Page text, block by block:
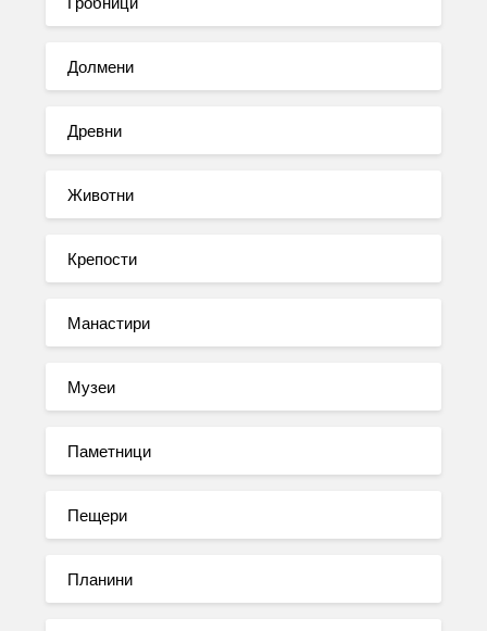
Долмени
Древни
Животни
Крепости
Манастири
Музеи
Паметници
Пещери
Планини